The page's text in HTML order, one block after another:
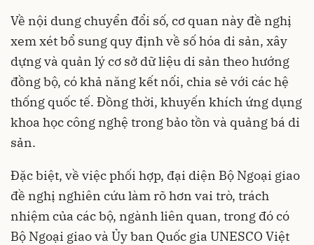
Về nội dung chuyển đổi số, cơ quan này đề nghị
xem xét bổ sung quy định về số hóa di sản, xây
dựng và quản lý cơ sở dữ liệu di sản theo hướng
đồng bộ, có khả năng kết nối, chia sẻ với các hệ
thống quốc tế. Đồng thời, khuyến khích ứng dụng
khoa học công nghệ trong bảo tồn và quảng bá di
sản.
Đặc biệt, về việc phối hợp, đại diện Bộ Ngoại giao
đề nghị nghiên cứu làm rõ hơn vai trò, trách
nhiệm của các bộ, ngành liên quan, trong đó có
Bộ Ngoại giao và Ủy ban Quốc gia UNESCO Việt